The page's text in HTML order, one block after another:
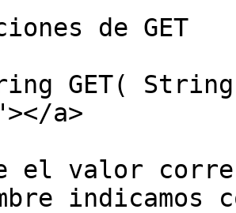
de GET
GET(
a>
el valor
indicamos